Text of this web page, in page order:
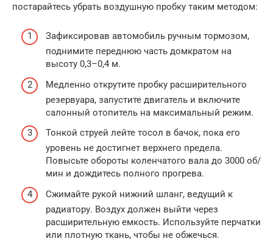
постарайтесь убрать воздушную пробку таким методом:
Зафиксировав автомобиль ручным тормозом,
поднимите переднюю часть домкратом на
высоту 0,3–0,4 м.
Медленно открутите пробку расширительного
резервуара, запустите двигатель и включите
салонный отопитель на максимальный режим.
Тонкой струей лейте тосол в бачок, пока его
уровень не достигнет верхнего предела.
Повысьте обороты коленчатого вала до 3000 об/
мин и дождитесь полного прогрева.
Сжимайте рукой нижний шланг, ведущий к
радиатору. Воздух должен выйти через
расширительную емкость. Используйте перчатки
или плотную ткань, чтобы не обжечься.